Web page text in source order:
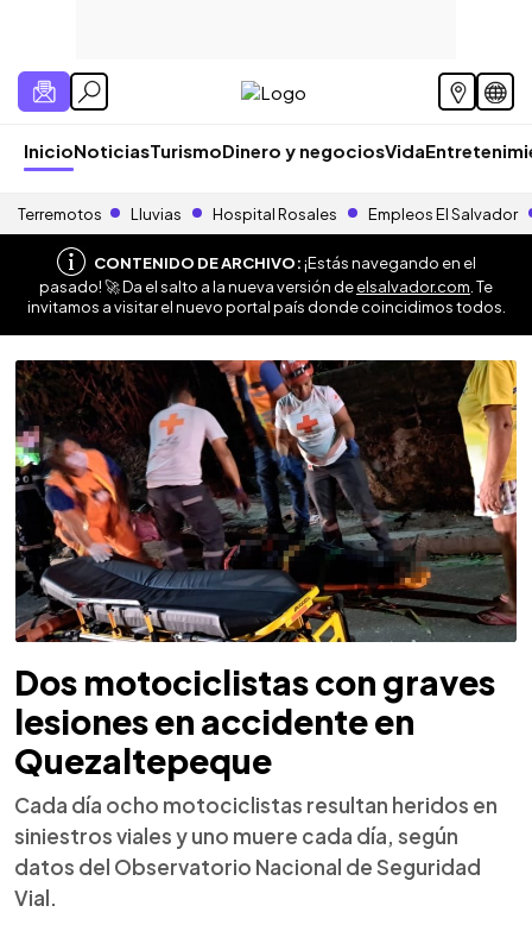
InicioNoticiasTurismoDinero y negociosVida
Terremotos Lluvias Hospital Rosales Empleos El Salvador
CONTENIDO DE ARCHIVO:¡Estás navegando en el
pasado! 🚀 Da el salto a la nueva versión deelsalvador.com . Te
invitamos a visitar el nuevo portal país donde coincidimos todos.
Dos motociclistas con graves
lesiones en accidente en
Quezaltepeque
Cada día ocho motociclistas resultan heridos en
siniestros viales y uno muere cada día, según
datos del Observatorio Nacional de Seguridad
Vial.